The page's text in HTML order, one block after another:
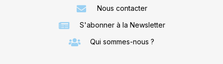
Nous contacter
S'abonner à la Newsletter
Qui sommes-nous ?